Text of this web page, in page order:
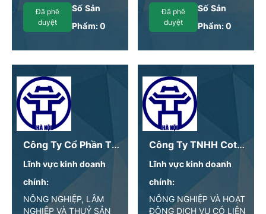
Nội Đã phê
duyệt
Số Sản
Phẩm:0
Đã phê
duyệt
Số Sản
Phẩm:0
Công Ty Cổ Phần Thương Mại BeeBee
Lĩnh vực kinh doanh
chính:
NÔNG NGHIỆP, LÂM
NGHIỆP VÀ THUỶ SẢN
Công Ty TNHH Cotero Việt Nam
Lĩnh vực kinh doanh
chính:
NÔNG NGHIỆP VÀ HOẠT
ĐỘNG DỊCH VỤ CÓ LIÊN